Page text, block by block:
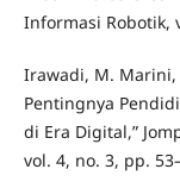
Informasi Robotik,
Irawadi, M. Marini,
Pentingnya
di Era Digital,”
vol. 4, no. 3, pp.